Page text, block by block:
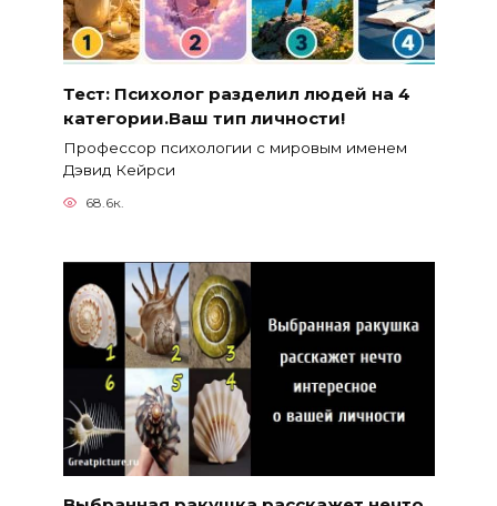
Тест: Психолог разделил людей на 4
категории.Ваш тип личности!
Профессор психологии с мировым именем
Дэвид Кейрси
68.6к.